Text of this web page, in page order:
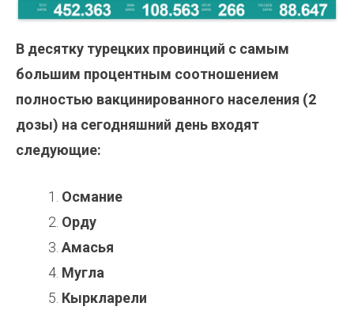
В десятку турецких провинций с самым
большим процентным соотношением
полностью вакцинированного населения (2
дозы) на сегодняшний день входят
следующие:
Османие
Орду
Амасья
Мугла
Кыркларели